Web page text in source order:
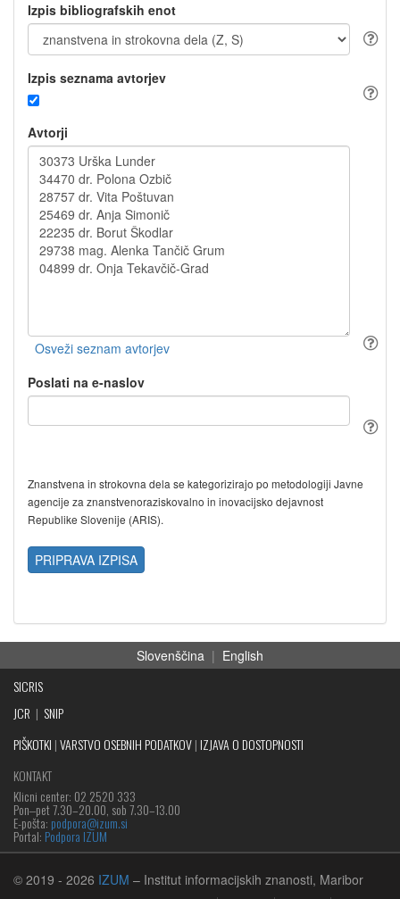
Izpis bibliografskih enot
Izpis seznama avtorjev
Avtorji
Poslati na e-naslov
Znanstvena in strokovna dela se kategorizirajo po metodologiji Javne
agencije za znanstvenoraziskovalno in inovacijsko dejavnost
Republike Slovenije (ARIS).
PRIPRAVA IZPISA
Slovenščina | English
SICRIS
JCR | SNIP
PIŠKOTKI |VARSTVO OSEBNIH PODATKOV| IZJAVA O DOSTOPNOSTI
KONTAKT
Klicni center: 02 2520 333
Pon‒pet 7.30–20.00, sob 7.30–13.00
E-pošta: podpora@izum.si
Portal: Podpora IZUM
© 2019 - 2026 IZUM – Institut informacijskih znanosti, Maribor